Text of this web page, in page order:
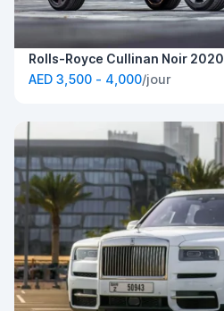
Rolls-Royce Cullinan Noir 2020
AED 3,500 - 4,000/jour